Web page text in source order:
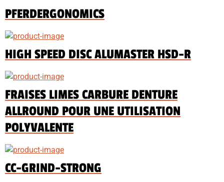
PFERDERGONOMICS
HIGH SPEED DISC ALUMASTER HSD-R
FRAISES LIMES CARBURE DENTURE
ALLROUND POUR UNE UTILISATION
POLYVALENTE
CC-GRIND-STRONG